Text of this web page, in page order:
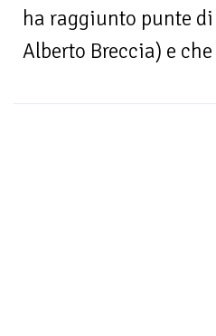
ha raggiunto punte
Alberto Breccia) e